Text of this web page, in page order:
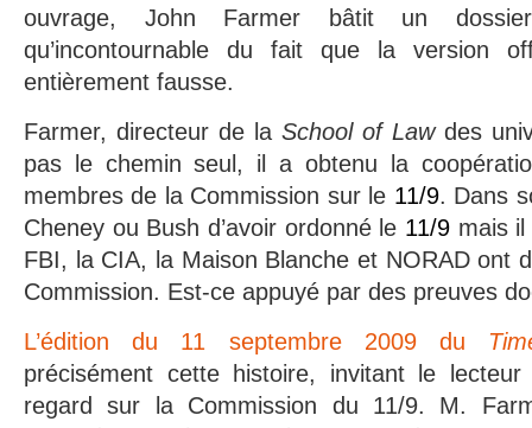
ouvrage, John Farmer bâtit un
qu’incontournable du fait que la version
entièrement fausse.
Farmer, directeur de la School of Lawdes
pas le chemin seul, il a obtenu la
membres de la Commission sur le 11/9. Dans
Cheney ou Bush d’avoir ordonné le 11/9 mais
FBI, la CIA, la Maison Blanche et NORAD ont
Commission. Est-ce appuyé par des preuves
L’édition du 11 septembre 2009 du
précisément cette histoire, invitant le
regard sur la Commission du 11/9. M.